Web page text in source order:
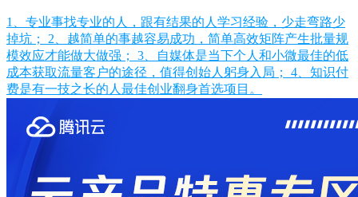
1、专业事找专业的人，跟有结果的人学习经验，少走弯路少
掉坑； 2、越简单的事越容易成功，简单高效矩阵产生批量规
模效应才能做大做强； 3、自媒体是当下个人和小微最佳的低
成本获取流量客户的途径，值得创始人躬身入局； 4、知识付
费是有一技之长的人最佳创业翻身首选项目。